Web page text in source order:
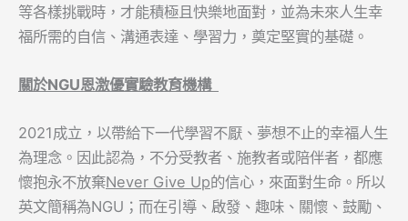
等各樣挑戰時，才能積極且快樂地面對，並為未來人生幸
福所需的自信、溝通表達、學習力，奠定堅實的基礎。
關於NGU恩激優實驗教育機構
2021成立，以帶給下一代學習不厭、夢想不止的幸福人生
為理念。因此認為，不分受教者、施教者或陪伴者，都應
懷抱永不放棄Never Give Up的信心，來面對生命。所以
英文簡稱為NGU；而在引導、啟發、趣味、關懷、鼓勵、